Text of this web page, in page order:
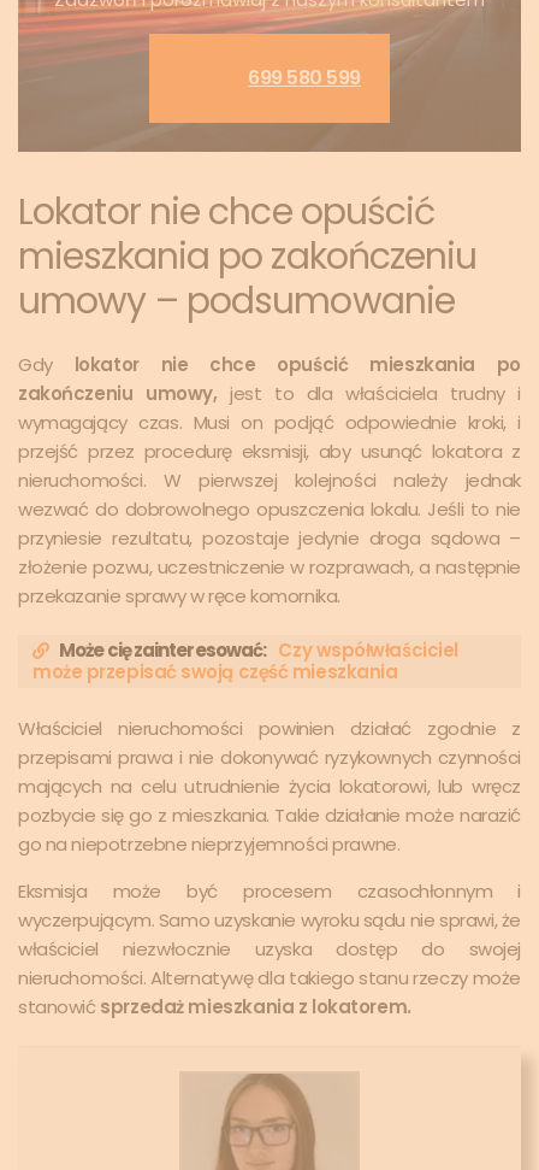
699 580 599
Lokator nie chce opuścić
mieszkania po zakończeniu
umowy – podsumowanie
Gdylokator nie chce opuścić mieszkania po
zakończeniu umowy, jest to dla właściciela trudny i
wymagający czas. Musi on podjąć odpowiednie kroki, i
przejść przez procedurę eksmisji, aby usunąć lokatora z
nieruchomości. W pierwszej kolejności należy jednak
wezwać do dobrowolnego opuszczenia lokalu. Jeśli to nie
przyniesie rezultatu, pozostaje jedynie droga sądowa –
złożenie pozwu, uczestniczenie w rozprawach, a następnie
przekazanie sprawy w ręce komornika.
Może cię zainteresować: Czy współwłaściciel
może przepisać swoją część mieszkania
Właściciel nieruchomości powinien działać zgodnie z
przepisami prawa i nie dokonywać ryzykownych czynności
mających na celu utrudnienie życia lokatorowi, lub wręcz
pozbycie się go z mieszkania. Takie działanie może narazić
go na niepotrzebne nieprzyjemności prawne.
Eksmisja może być procesem czasochłonnym i
wyczerpującym. Samo uzyskanie wyroku sądu nie sprawi, że
właściciel niezwłocznie uzyska dostęp do swojej
nieruchomości. Alternatywę dla takiego stanu rzeczy może
stanowić sprzedaż mieszkania z lokatorem.